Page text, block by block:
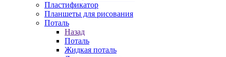
Пластификатор
Планшеты для рисования
Поталь
Назад
Поталь
Жидкая поталь